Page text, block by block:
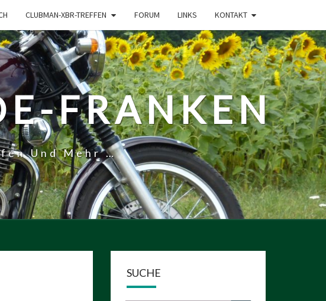
CLUBMAN-XBR-TREFFEN FORUM LINKS KONTAKT
FRANKEN
Und Mehr …
SUCHE